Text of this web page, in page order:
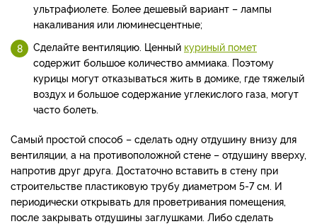
ультрафиолете. Более дешевый вариант – лампы
накаливания или люминесцентные;
Сделайте вентиляцию. Ценный куриный помет
содержит большое количество аммиака. Поэтому
курицы могут отказываться жить в домике, где тяжелый
воздух и большое содержание углекислого газа, могут
часто болеть.
Самый простой способ – сделать одну отдушину внизу для
вентиляции, а на противоположной стене – отдушину вверху,
напротив друг друга. Достаточно вставить в стену при
строительстве пластиковую трубу диаметром 5-7 см. И
периодически открывать для проветривания помещения,
после закрывать отдушины заглушками. Либо сделать